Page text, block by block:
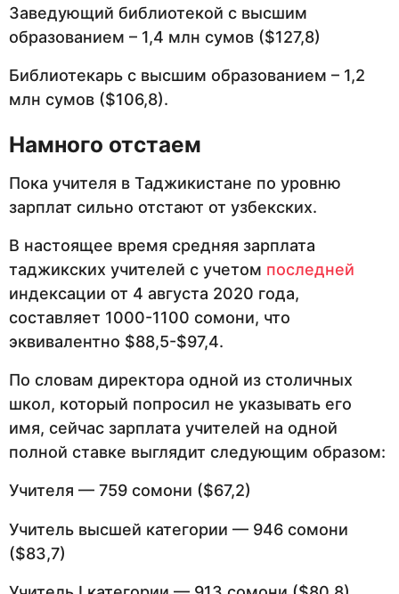
Заведующий библиотекой с высшим
образованием – 1,4 млн сумов ($127,8)
Библиотекарь с высшим образованием – 1,2
млн сумов ($106,8).
Намного отстаем
Пока учителя в Таджикистане по уровню
зарплат сильно отстают от узбекских.
В настоящее время средняя зарплата
таджикских учителей с учетом последней
индексации от 4 августа 2020 года,
составляет 1000-1100 сомони, что
эквивалентно $88,5-$97,4.
По словам директора одной из столичных
школ, который попросил не указывать его
имя, сейчас зарплата учителей на одной
полной ставке выглядит следующим образом:
Учителя — 759 сомони ($67,2)
Учитель высшей категории — 946 сомони
($83,7)